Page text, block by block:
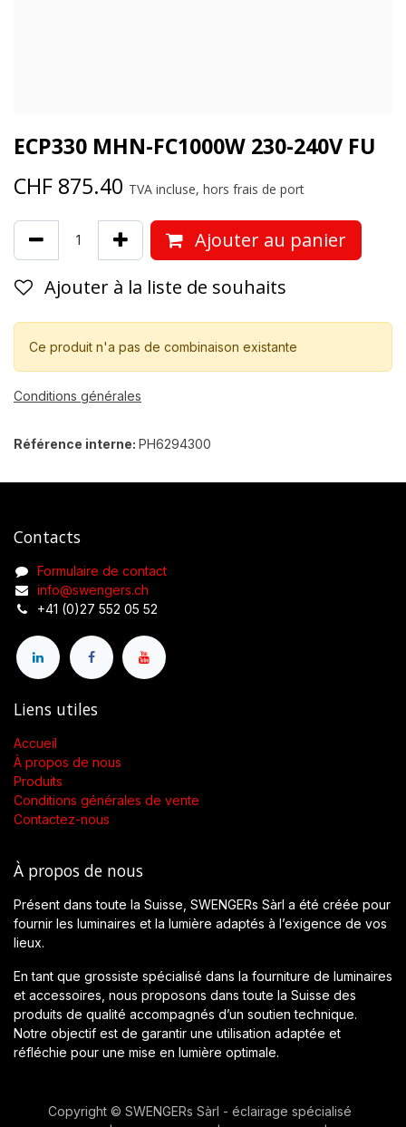
ECP330 MHN-FC1000W 230-240V FU
CHF 875.40 TVA incluse, hors frais de port
Ajouter au panier
Ajouter à la liste de souhaits
Ce produit n'a pas de combinaison existante
Conditions générales
Référence interne: PH6294300
Contacts
Formulaire de contact
info@swengers.ch
+41 (0)27 552 05 52
Liens utiles
Accueil
À propos de nous
Produits
Conditions générales de vente
Contactez-nous
À propos de nous
Présent dans toute la Suisse, SWENGERs Sàrl a été créée pour
fournir les luminaires et la lumière adaptés à l’exigence de vos
lieux.
En tant que grossiste spécialisé dans la fourniture de luminaires
et accessoires, nous proposons dans toute la Suisse des
produits de qualité accompagnés d’un soutien technique.
Notre objectif est de garantir une utilisation adaptée et
réfléchie pour une mise en lumière optimale.
Copyright © SWENGERs Sàrl - éclairage spécialisé